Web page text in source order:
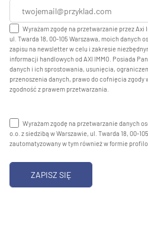
Wyrażam zgodę na przetwarzanie przez Axi
ul. Twarda 18, 00-105 Warszawa, moich danych
zapisu na newsletter w celu i zakresie
informacji handlowych od AXI IMMO. Posiada
danych i ich sprostowania, usunięcia,
przenoszenia danych, prawo do cofnięcia zgody
zgodność z prawem przetwarzania.
Wyrażam zgodę na przetwarzanie danych
o.o. z siedzibą w Warszawie, ul. Twarda 18, 00-
zautomatyzowany w tym również w formie